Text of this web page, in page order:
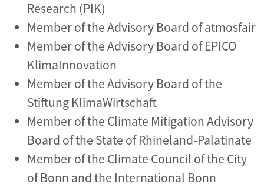
Research (PIK)
Member of the Advisory Board of atmosfair
Member of the Advisory Board of EPICO
KlimaInnovation
Member of the Advisory Board of the
Stiftung KlimaWirtschaft
Member of the Climate Mitigation Advisory
Board of the State of Rhineland-Palatinate
Member of the Climate Council of the City
of Bonn and the International Bonn